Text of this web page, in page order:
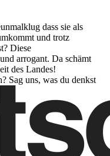
dass sie als
und trotz
Diese
arrogant. Da schämt
des Landes!
Sag uns, was du denkst